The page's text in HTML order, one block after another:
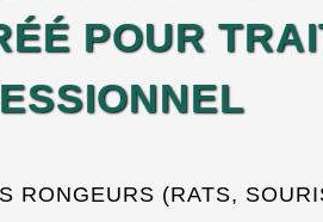
POUR
RONGEURS (RATS,